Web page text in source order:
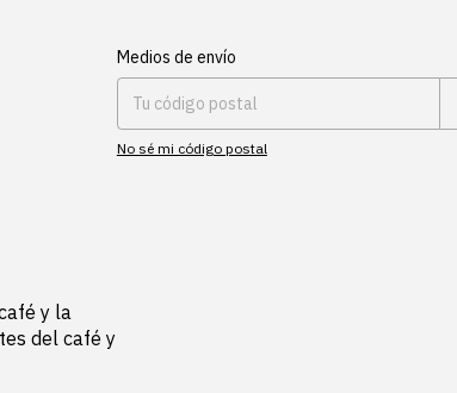
Entregas para el CP:
Medios de envío
No sé mi código postal
y la
del café y